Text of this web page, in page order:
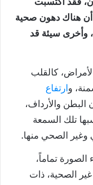
هناك دهون صحية
وأخرى سيئة قد
كالقلب
وارتفاع
البطن والأرداف،
تلك السمعة
وغير الصحي منها.
الصورة تماماً،
الصحية، ذات